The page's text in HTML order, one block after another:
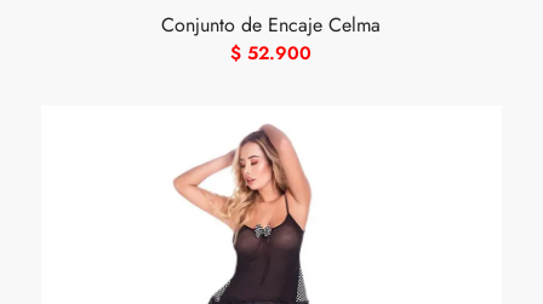
Conjunto de Encaje Celma
$ 52.900